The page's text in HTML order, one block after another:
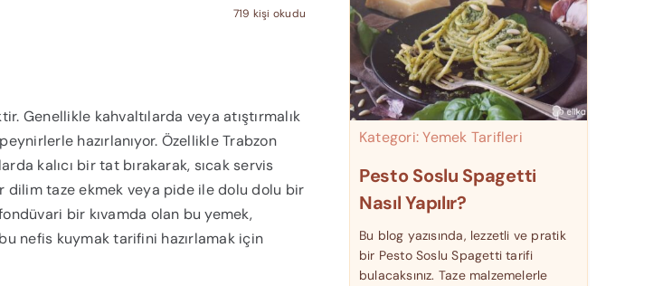
719 kişi okudu
Genellikle kahvaltılarda veya atıştırmalık
hazırlanıyor. Özellikle Trabzon
kalıcı bir tat bırakarak, sıcak servis
dilim taze ekmek veya pide ile dolu dolu bir
bir kıvamda olan bu yemek,
nefis kuymak tarifini hazırlamak için
Kategori:Yemek Tarifleri
Pesto Soslu Spagetti
Nasıl Yapılır?
Bu blog yazısında, lezzetli ve pratik
bir Pesto Soslu Spagetti tarifi
bulacaksınız. Taze malzemelerle